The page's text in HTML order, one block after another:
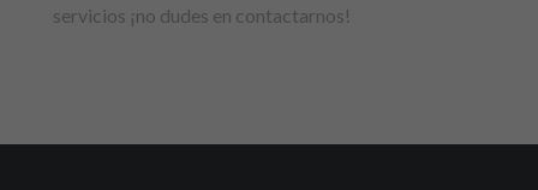
servicios ¡no dudes en contactarnos!